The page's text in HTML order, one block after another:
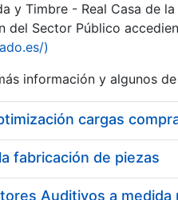
y Timbre - Real Casa de
del Sector Público
)
información y algunos
cargas
fabricación de piezas